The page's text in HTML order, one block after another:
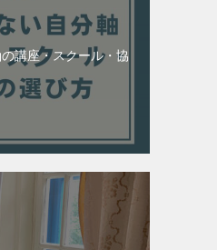
講座・スクール・協